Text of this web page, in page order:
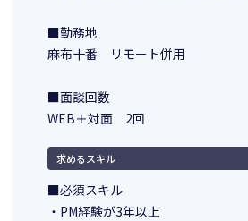
■勤務地
麻布十番 リモート併用
■面談回数
WEB＋対面 2回
求めるスキル
■必須スキル
・PM経験が3年以上